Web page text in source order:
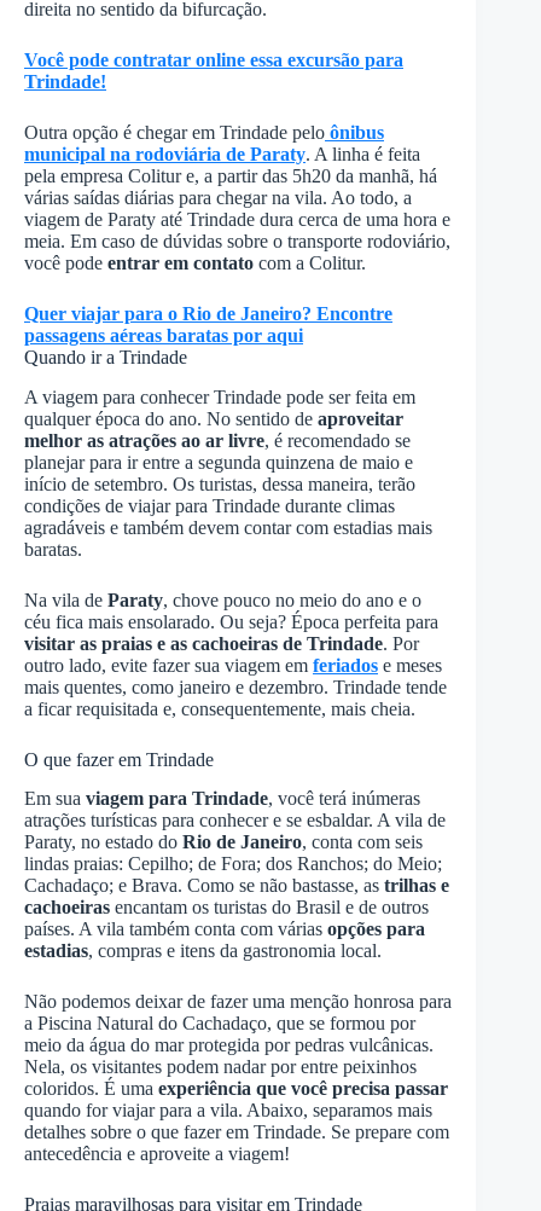
direita no sentido da bifurcação.
Você pode contratar online essa excursão para
Trindade!
Outra opção é chegar em Trindade pelo ônibus
municipal na rodoviária de Paraty. A linha é feita
pela empresa Colitur e, a partir das 5h20 da manhã, há
várias saídas diárias para chegar na vila. Ao todo, a
viagem de Paraty até Trindade dura cerca de uma hora e
meia. Em caso de dúvidas sobre o transporte rodoviário,
você pode entrar em contato com a Colitur.
Quer viajar para o Rio de Janeiro? Encontre
passagens aéreas baratas por aqui
Quando ir a Trindade
A viagem para conhecer Trindade pode ser feita em
qualquer época do ano. No sentido de aproveitar
melhor as atrações ao ar livre, é recomendado se
planejar para ir entre a segunda quinzena de maio e
início de setembro. Os turistas, dessa maneira, terão
condições de viajar para Trindade durante climas
agradáveis e também devem contar com estadias mais
baratas.
Na vila de Paraty, chove pouco no meio do ano e o
céu fica mais ensolarado. Ou seja? Época perfeita para
visitar as praias e as cachoeiras de Trindade. Por
outro lado, evite fazer sua viagem em feriados e meses
mais quentes, como janeiro e dezembro. Trindade tende
a ficar requisitada e, consequentemente, mais cheia.
O que fazer em Trindade
Em sua viagem para Trindade, você terá inúmeras
atrações turísticas para conhecer e se esbaldar. A vila de
Paraty, no estado do Rio de Janeiro, conta com seis
lindas praias: Cepilho; de Fora; dos Ranchos; do Meio;
Cachadaço; e Brava. Como se não bastasse, as trilhas e
cachoeiras encantam os turistas do Brasil e de outros
países. A vila também conta com várias opções para
estadias, compras e itens da gastronomia local.
Não podemos deixar de fazer uma menção honrosa para
a Piscina Natural do Cachadaço, que se formou por
meio da água do mar protegida por pedras vulcânicas.
Nela, os visitantes podem nadar por entre peixinhos
coloridos. É uma experiência que você precisa passar
quando for viajar para a vila. Abaixo, separamos mais
detalhes sobre o que fazer em Trindade. Se prepare com
antecedência e aproveite a viagem!
Praias maravilhosas para visitar em Trindade